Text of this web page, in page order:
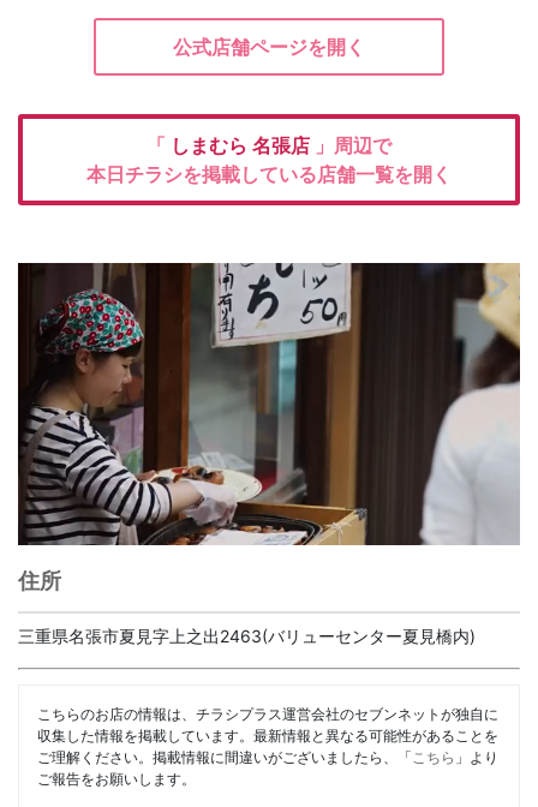
公式店舗ページを開く
「 しまむら 名張店 」周辺で
本日チラシを掲載している店舗一覧を開く
住所
三重県名張市夏見字上之出2463(バリューセンター夏見橋内)
こちらのお店の情報は、チラシプラス運営会社のセブンネットが独自に
収集した情報を掲載しています。最新情報と異なる可能性があることを
ご理解ください。掲載情報に間違いがございましたら、「 こちら 」より
ご報告をお願いします。